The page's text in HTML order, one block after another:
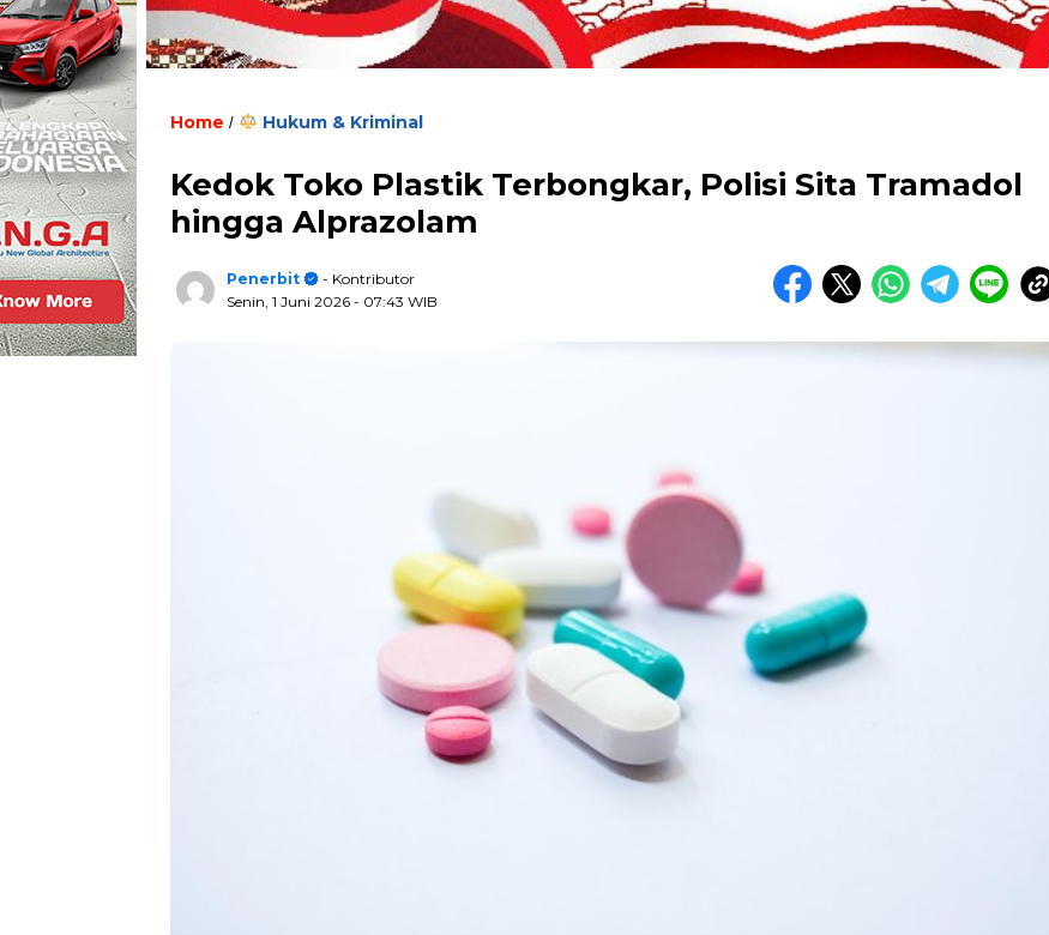
Home / Hukum & Kriminal
Kedok Toko Plastik Terbongkar, Polisi Sita Tramadol
hingga Alprazolam
Penerbit
- Kontributor
Senin, 1 Juni 2026 - 07:43 WIB